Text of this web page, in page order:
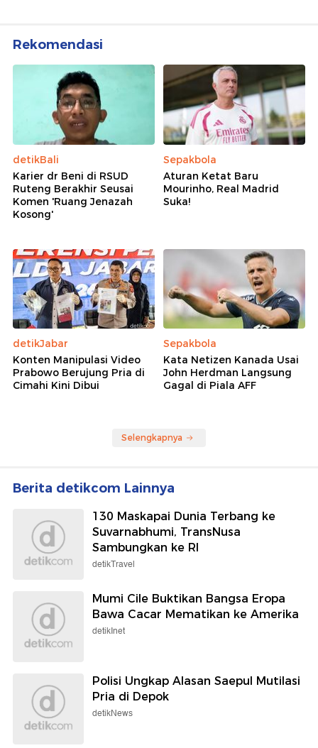
Rekomendasi
detikBali
Karier dr Beni di RSUD
Ruteng Berakhir Seusai
Komen 'Ruang Jenazah
Kosong'
Sepakbola
Aturan Ketat Baru
Mourinho, Real Madrid
Suka!
detikJabar
Konten Manipulasi Video
Prabowo Berujung Pria di
Cimahi Kini Dibui
Sepakbola
Kata Netizen Kanada Usai
John Herdman Langsung
Gagal di Piala AFF
Selengkapnya
Berita detikcom Lainnya
130 Maskapai Dunia Terbang ke
Suvarnabhumi, TransNusa
Sambungkan ke RI
detikTravel
Mumi Cile Buktikan Bangsa Eropa
Bawa Cacar Mematikan ke Amerika
detikInet
Polisi Ungkap Alasan Saepul Mutilasi
Pria di Depok
detikNews